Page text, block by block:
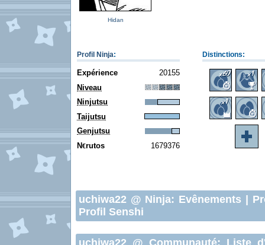
Hidan
Profil Ninja: Distinctions:
Expérience
20155
Niveau
Ninjutsu
Taijutsu
Genjutsu
N€rutos 1679376
uchiwa22 @ Ninja: Evênements
Profil Senshi
uchiwa22 @ Communauté: Liste